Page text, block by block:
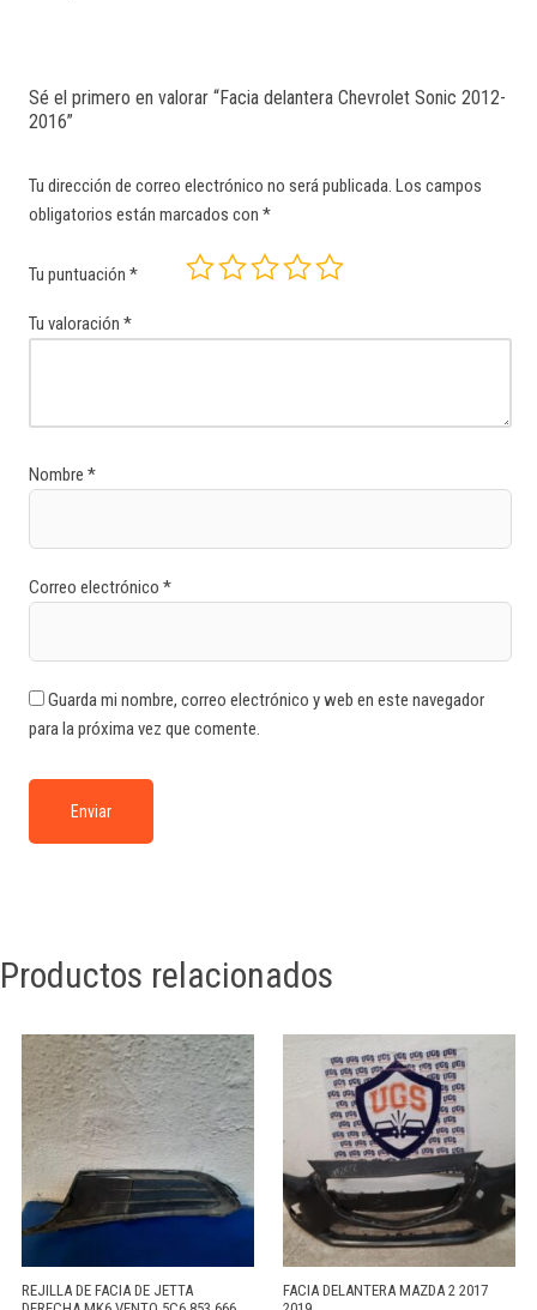
Sé el primero en valorar “Facia delantera Chevrolet Sonic 2012-
2016”
Tu dirección de correo electrónico no será publicada. Los campos
obligatorios están marcados con *
Tu puntuación *
Tu valoración *
Nombre *
Correo electrónico *
Guarda mi nombre, correo electrónico y web en este navegador
para la próxima vez que comente.
Productos relacionados
REJILLA DE FACIA DE JETTA
FACIA DELANTERA MAZDA 2 2017